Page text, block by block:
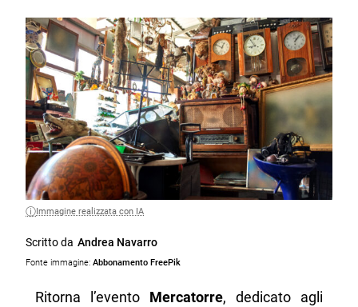
Immagine realizzata con IA
Scritto da Andrea Navarro
Fonte immagine: Abbonamento FreePik
Ritorna l’evento Mercatorre, dedicato agli